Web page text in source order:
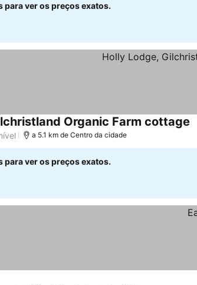
para ver os preços exatos.
Organic Farm cottage
a 5.1 km de Centro da cidade
para ver os preços exatos.